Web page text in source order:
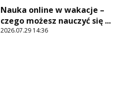
Nauka online w wakacje –
czego możesz nauczyć się ...
2026.07.29 14:36